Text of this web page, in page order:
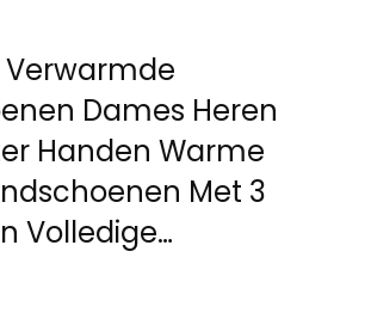
Verwarmde
Dames Heren
Handen Warme
Met 3
Volledige…